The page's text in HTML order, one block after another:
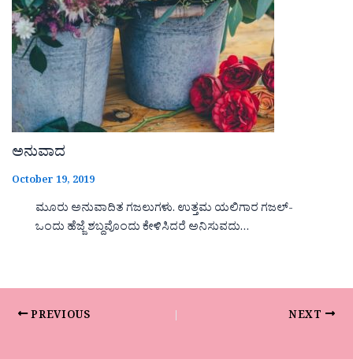
ಅನುವಾದ
October 19, 2019
ಮೂರು ಅನುವಾದಿತ ಗಜಲುಗಳು. ಉತ್ತಮ ಯಲಿಗಾರ ಗಜಲ್-
ಒಂದು ಹೆಜ್ಜೆ ಶಬ್ದವೊಂದು ಕೇಳಿಸಿದರೆ ಅನಿಸುವದು…
PREVIOUS NEXT